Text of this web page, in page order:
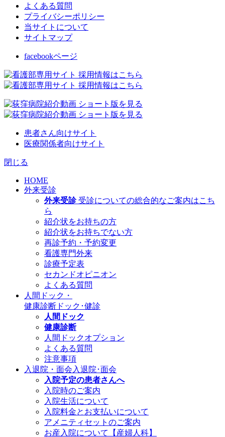
よくある質問
プライバシーポリシー
当サイトについて
サイトマップ
facebookページ
患者さん向けサイト
医療関係者向けサイト
閉じる
HOME
外来受診
外来受診 受診についての総合的なご案内はこち
ら
紹介状をお持ちの方
紹介状をお持ちでない方
再診予約・予約変更
看護専門外来
診療予定表
セカンドオピニオン
よくある質問
人間ドック・
健康診断 ドック･健診
人間ドック
健康診断
人間ドックオプション
よくある質問
注意事項
入退院・面会 入退院･面会
入院予定の患者さんへ
入院時のご案内
入院生活について
入院料金とお支払いについて
アメニティセットのご案内
お産入院について【産婦人科】